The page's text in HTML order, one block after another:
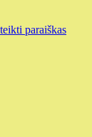
paraiškas